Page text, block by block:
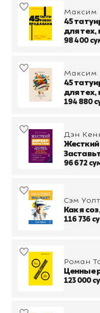
Максим
45
для тех,
98 400
Максим
45
для тех,
194 880
Дэн
Жесткий
96 672
Сэм
Как я
116 736
Роман
Ценные
123 000